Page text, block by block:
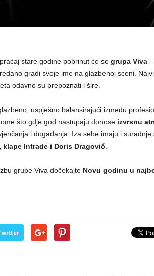
stare godine pobrinut će se grupa Viva–
gradi svoje ime na glazbenoj sceni.
odavno su prepoznati i šire.
uspješno balansirajući između
što gdje god nastupaju donose izvrsnu
i događanja. Iza sebe imaju i suradnje
klape Intrade i Doris Dragović.
grupe Viva dočekajte Novu godinu u